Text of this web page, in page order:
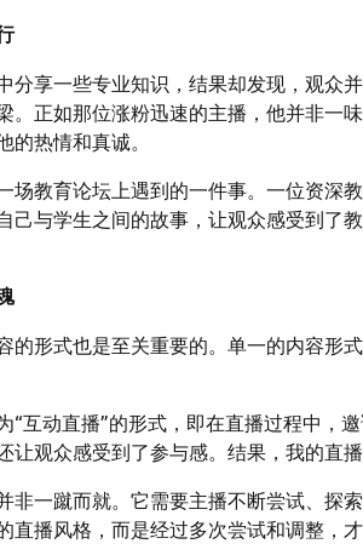
分享一些专业知识，结果却发现，观众
。正如那位涨粉迅速的主播，他并非一
的热情和真诚。
场教育论坛上遇到的一件事。一位资深
己与学生之间的故事，让观众感受到了
的形式也是至关重要的。单一的内容形
“互动直播”的形式，即在直播过程中，
让观众感受到了参与感。结果，我的直播
非一蹴而就。它需要主播不断尝试、探
直播风格，而是经过多次尝试和调整，才